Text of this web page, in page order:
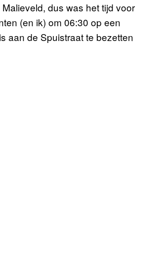
dus was het tijd voor
(en ik) om 06:30 op een
aan de Spuistraat te bezetten